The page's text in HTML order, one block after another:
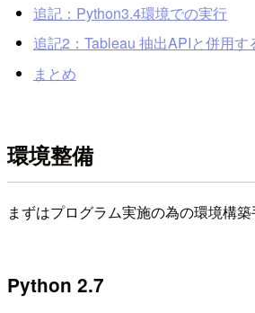
追記：Python3.4環境での実行
追記2：Tableau 抽出APIと併用す
まとめ
環境整備
まずはプログラム実施の為の環境構
Python 2.7